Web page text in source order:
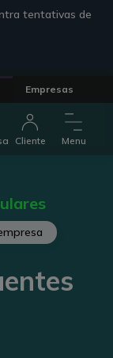
tentativas de
Empresas
Cliente Menu